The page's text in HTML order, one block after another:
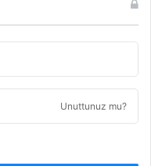
Unuttunuz mu?